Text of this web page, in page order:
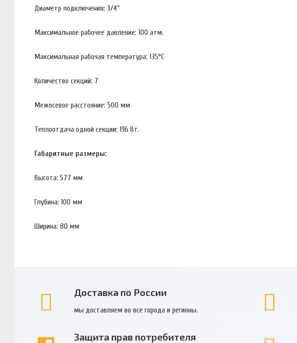
Диаметр подключения: 3/4"
Максимальное рабочее давление: 100 атм.
Максимальная рабочая температура: 135°С
Количество секций: 7
Межосевое расстояние: 500 мм
Теплоотдача одной секции: 196 Вт.
Габаритные размеры:
Высота: 577 мм
Глубина: 100 мм
Ширина: 80 мм
Доставка по России
мы доставляем во все города и регионы.
Защита прав потребителя